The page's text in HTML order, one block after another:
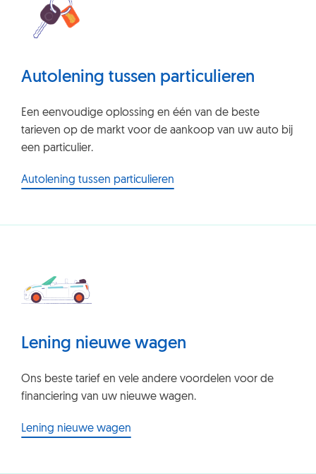
Autolening tussen particulieren
Een eenvoudige oplossing en één van de beste
tarieven op de markt voor de aankoop van uw auto bij
een particulier.
Autolening tussen particulieren
Lening nieuwe wagen
Ons beste tarief en vele andere voordelen voor de
financiering van uw nieuwe wagen.
Lening nieuwe wagen